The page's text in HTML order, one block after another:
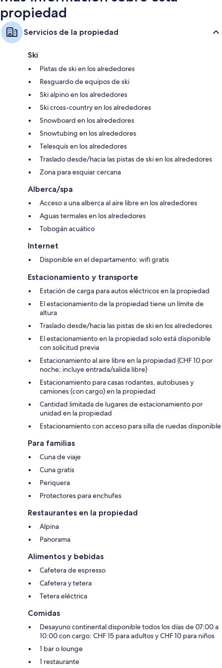
propiedad
Servicios de la propiedad
Ski
Pistas de ski en los alrededores
Resguardo de equipos de ski
Ski alpino en los alrededores
Ski cross-country en los alrededores
Snowboard en los alrededores
Snowtubing en los alrededores
Telesquís en los alrededores
Traslado desde/hacia las pistas de ski en los alrededores
Zona para esquiar cercana
Alberca/spa
Acceso a una alberca al aire libre en los alrededores
Aguas termales en los alrededores
Tobogán acuático
Internet
Disponible en el departamento: wifi gratis
Estacionamiento y transporte
Estación de carga para autos eléctricos en la propiedad
El estacionamiento de la propiedad tiene un límite de
altura
Traslado desde/hacia las pistas de ski en los alrededores
El estacionamiento en la propiedad solo está disponible
con solicitud previa
Estacionamiento al aire libre en la propiedad (CHF 10 por
noche; incluye entrada/salida libre)
Estacionamiento para casas rodantes, autobuses y
camiones (con cargo) en la propiedad
Cantidad limitada de lugares de estacionamiento por
unidad en la propiedad
Estacionamiento con acceso para silla de ruedas disponible
Para familias
Cuna de viaje
Cuna gratis
Periquera
Protectores para enchufes
Restaurantes en la propiedad
Alpina
Panorama
Alimentos y bebidas
Cafetera de espresso
Cafetera y tetera
Tetera eléctrica
Comidas
Desayuno continental disponible todos los días de 07:00 a
10:00 con cargo: CHF 15 para adultos y CHF 10 para niños
1 bar o lounge
1 restaurante